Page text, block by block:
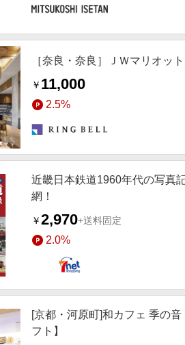
［奈良・奈良］ＪＷマリオッ
￥ 11,000
2.5%
近畿日本鉄道1960年代の写真
網！
￥2,970+送料固定
2.0%
[京都・河原町]和カフェ 季の
フト】